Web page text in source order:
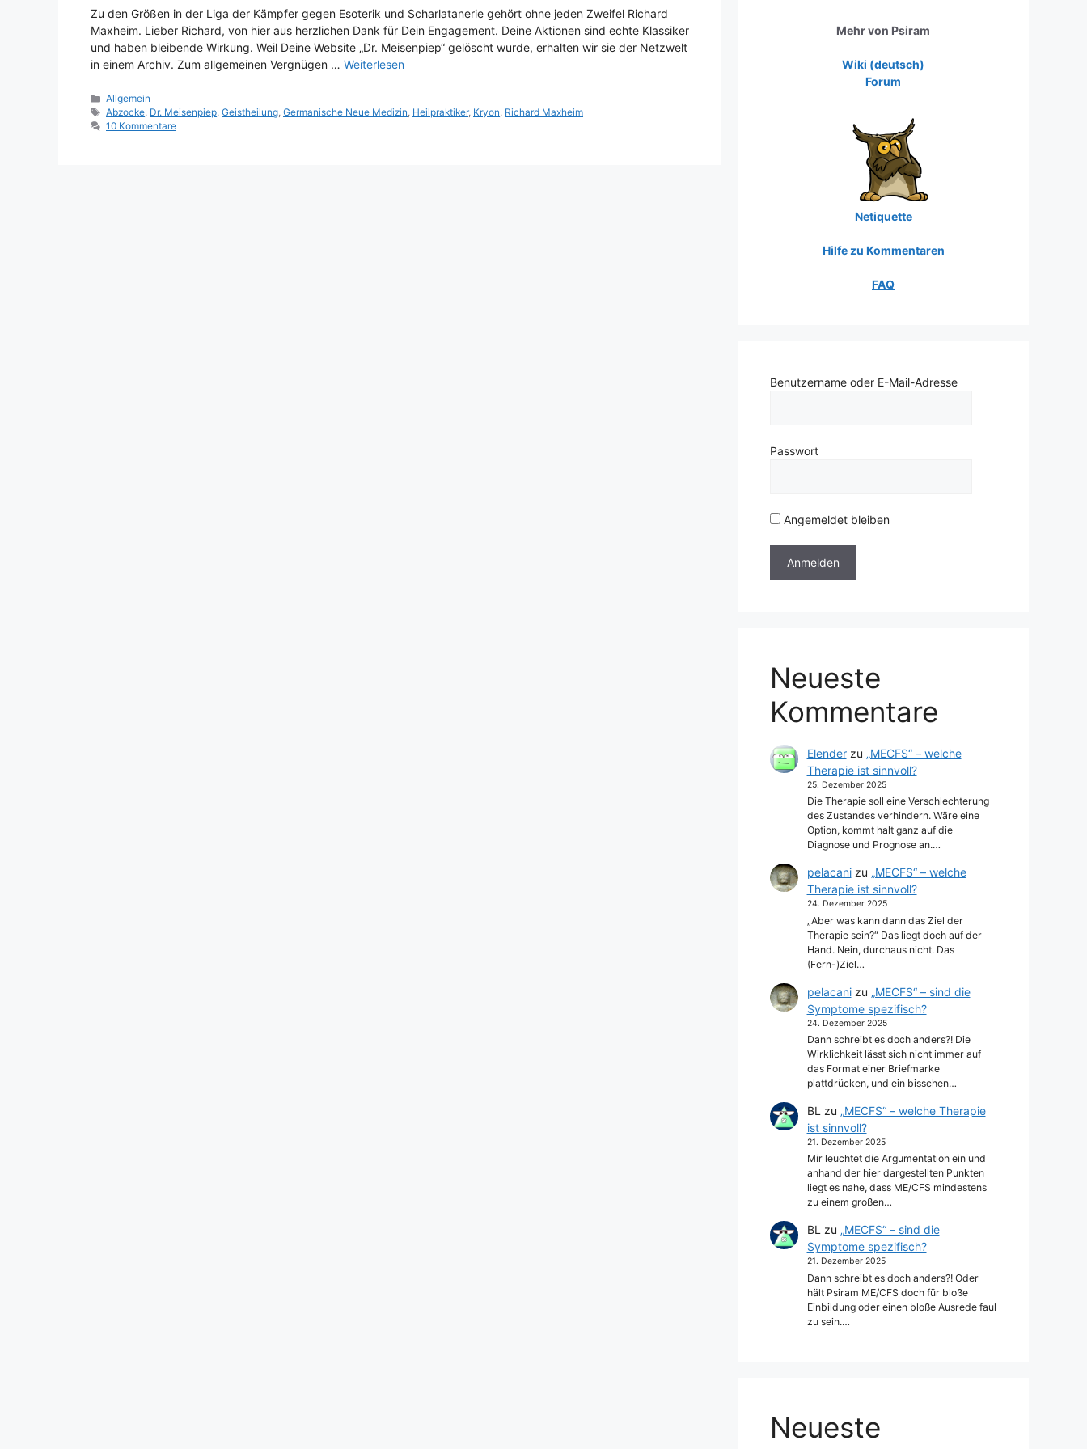
Zu den Größen in der Liga der Kämpfer gegen Esoterik und Scharlatanerie gehört ohne jeden Zweifel Richard
Maxheim. Lieber Richard, von hier aus herzlichen Dank für Dein Engagement. Deine Aktionen sind echte Klassiker
und haben bleibende Wirkung. Weil Deine Website „Dr. Meisenpiep“ gelöscht wurde, erhalten wir sie der Netzwelt
in einem Archiv. Zum allgemeinen Vergnügen … Weiterlesen
Kategorien
Allgemein
Schlagwörter
Abzocke, Dr. Meisenpiep,Geistheilung,Germanische Neue Medizin, Heilpraktiker, Kryon, Richard Maxheim
10 Kommentare
Mehr von Psiram
Wiki (deutsch)
Forum
Netiquette
Hilfe zu Kommentaren
FAQ
Benutzername oder E-Mail-Adresse
Passwort
Angemeldet bleiben
Neueste
Kommentare
Elenderzu „MECFS“ – welche
Therapie ist sinnvoll?
25. Dezember 2025
Die Therapie soll eine Verschlechterung
des Zustandes verhindern. Wäre eine
Option, kommt halt ganz auf die
Diagnose und Prognose an.…
pelacanizu „MECFS“ – welche
Therapie ist sinnvoll?
24. Dezember 2025
„Aber was kann dann das Ziel der
Therapie sein?“ Das liegt doch auf der
Hand. Nein, durchaus nicht. Das
(Fern-)Ziel…
pelacanizu „MECFS“ – sind die
Symptome spezifisch?
24. Dezember 2025
Dann schreibt es doch anders?! Die
Wirklichkeit lässt sich nicht immer auf
das Format einer Briefmarke
plattdrücken, und ein bisschen…
BL zu „MECFS“ – welche Therapie
ist sinnvoll?
21. Dezember 2025
Mir leuchtet die Argumentation ein und
anhand der hier dargestellten Punkten
liegt es nahe, dass ME/CFS mindestens
zu einem großen…
BL zu „MECFS“ – sind die
Symptome spezifisch?
21. Dezember 2025
Dann schreibt es doch anders?! Oder
hält Psiram ME/CFS doch für bloße
Einbildung oder einen bloße Ausrede faul
zu sein.…
Neueste